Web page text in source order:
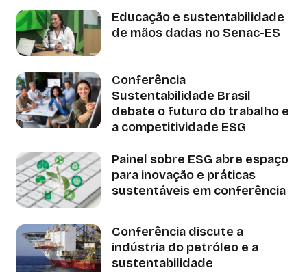
Educação e sustentabilidade
de mãos dadas no Senac-ES
Conferência
Sustentabilidade Brasil
debate o futuro do trabalho e
a competitividade ESG
Painel sobre ESG abre espaço
para inovação e práticas
sustentáveis em conferência
Conferência discute a
indústria do petróleo e a
sustentabilidade